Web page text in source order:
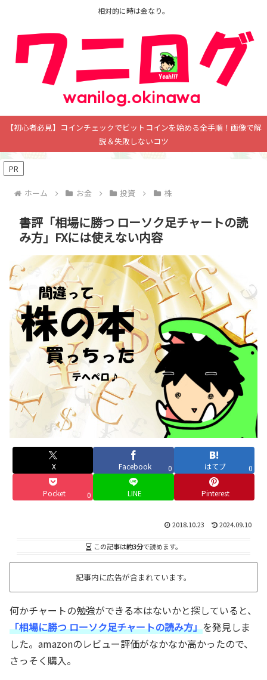
相対的に時は金なり。
【初心者必見】コインチェックでビットコインを始める全手順！画像で解
説＆失敗しないコツ
PR
ホーム お金 投資 株
書評「相場に勝つ ローソク足チャートの読
み方」FXには使えない内容
X Facebook 0 はてブ 0
Pocket 0 LINE Pinterest
2018.10.23 2024.09.10
この記事は約3分で読めます。
記事内に広告が含まれています。
何かチャートの勉強ができる本はないかと探していると、
「相場に勝つ ローソク足チャートの読み方」を発見しま
した。amazonのレビュー評価がなかなか高かったので、
さっそく購入。